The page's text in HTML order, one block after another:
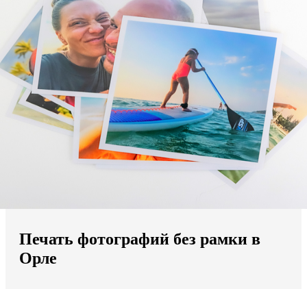
Ваш регион доставки
Выберите из списка:
Мы доставляем по всему миру
Продолжить без города
Печать фотографий без рамки в
Орле